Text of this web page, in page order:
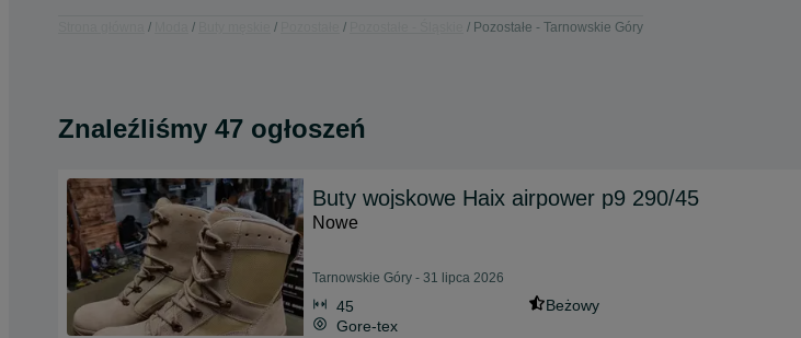
Pozostałe - Tarnowskie Góry
Znaleźliśmy 47 ogłoszeń
Buty wojskowe Haix airpower p9 290/45
Nowe
Tarnowskie Góry - 31 lipca 2026
45
Beżowy
Gore-tex